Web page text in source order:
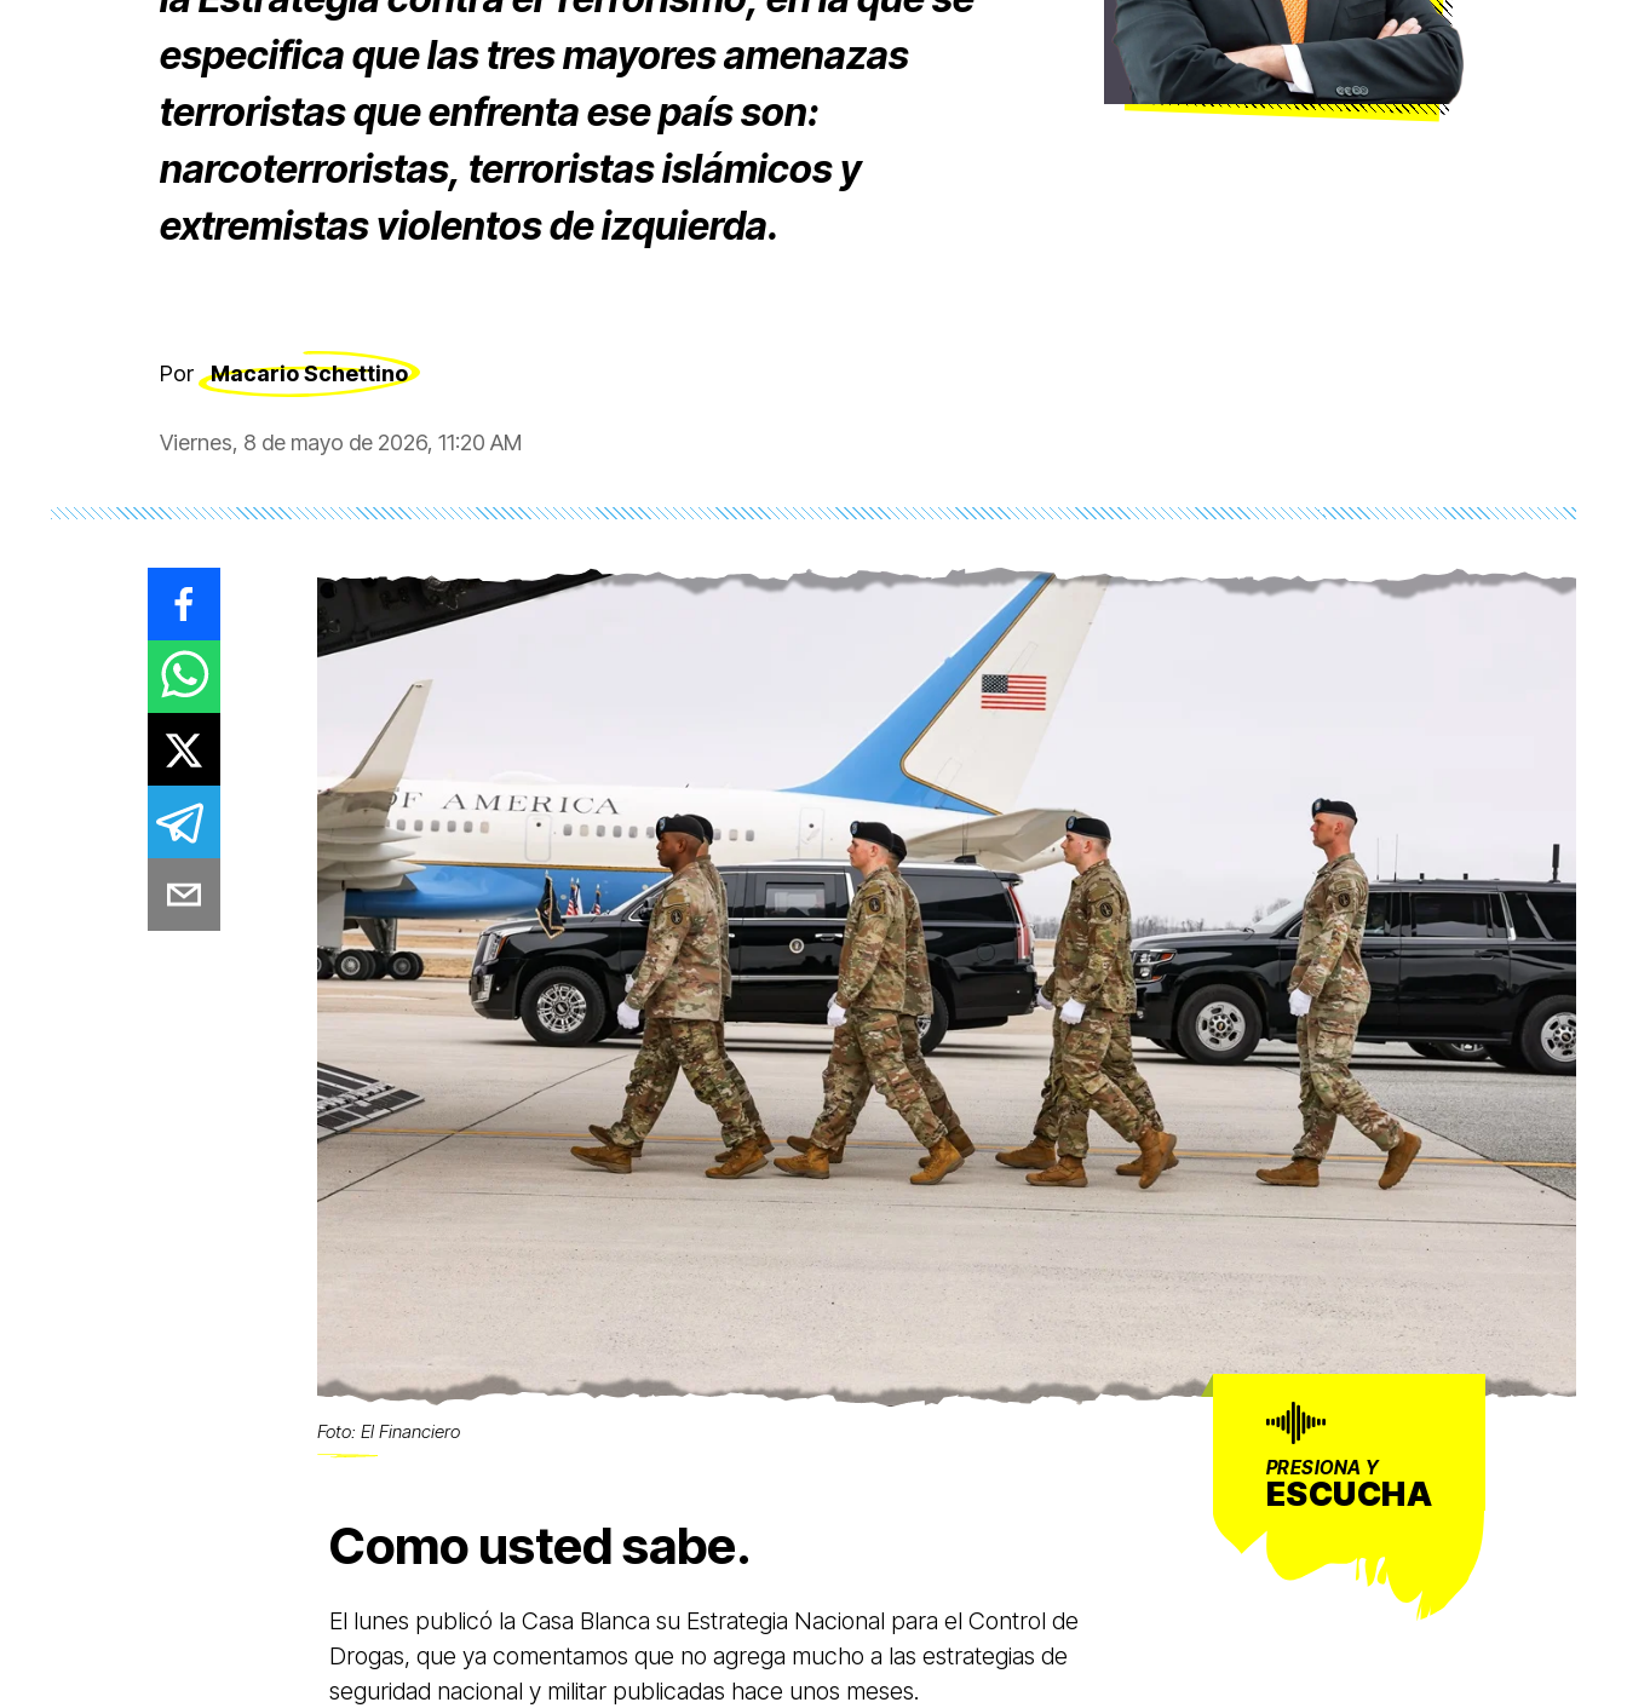
especifica que las tres mayores amenazas
terroristas que enfrenta ese país son:
narcoterroristas, terroristas islámicos y
extremistas violentos de izquierda.
Por Macario Schettino
Viernes, 8 de mayo de 2026, 11:20 AM
Foto: El Financiero
PRESIONA Y
ESCUCHA
Como usted sabe.
El lunes publicó la Casa Blanca su Estrategia Nacional para el Control de
Drogas, que ya comentamos que no agrega mucho a las estrategias de
seguridad nacional y militar publicadas hace unos meses.